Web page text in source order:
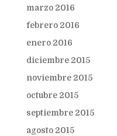
marzo 2016
febrero 2016
enero 2016
diciembre 2015
noviembre 2015
octubre 2015
septiembre 2015
agosto 2015